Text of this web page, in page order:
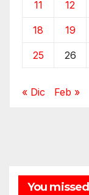
11 12
18 19
25 26
« Dic Feb »
You missed